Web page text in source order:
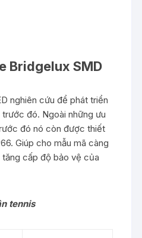
Bridgelux SMD
nghiên cứu để phát triển
đó. Ngoài những ưu
đó nó còn được thiết
Giúp cho mẫu mã càng
cấp độ bảo vệ của
tennis